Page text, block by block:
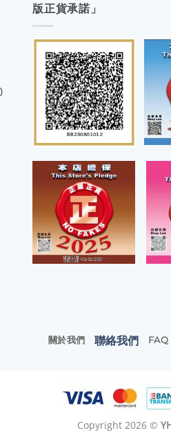
版正貨承諾」
關於我們 聯絡我們 FAQ
Copyright 2026 ©